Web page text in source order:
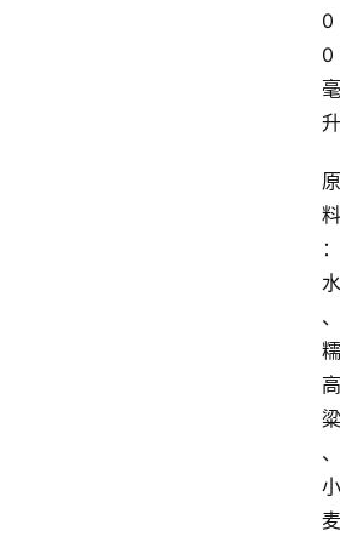
0
0
毫
升
原
料
：
水
、
糯
高
粱
、
小
麦